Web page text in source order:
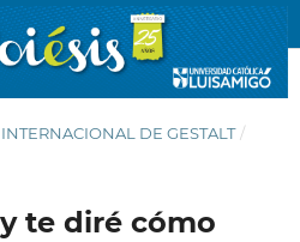
DE GESTALT /
te diré cómo